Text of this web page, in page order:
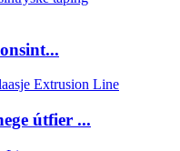
útfier ...